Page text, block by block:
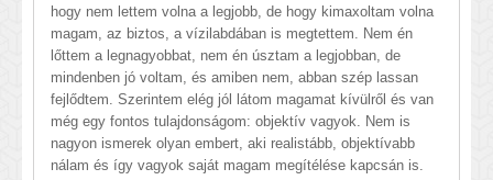
hogy nem lettem volna a legjobb, de hogy kimaxoltam volna
magam, az biztos, a vízilabdában is megtettem. Nem én
lőttem a legnagyobbat, nem én úsztam a legjobban, de
mindenben jó voltam, és amiben nem, abban szép lassan
fejlődtem. Szerintem elég jól látom magamat kívülről és van
még egy fontos tulajdonságom: objektív vagyok. Nem is
nagyon ismerek olyan embert, aki realistább, objektívabb
nálam és így vagyok saját magam megítélése kapcsán is.